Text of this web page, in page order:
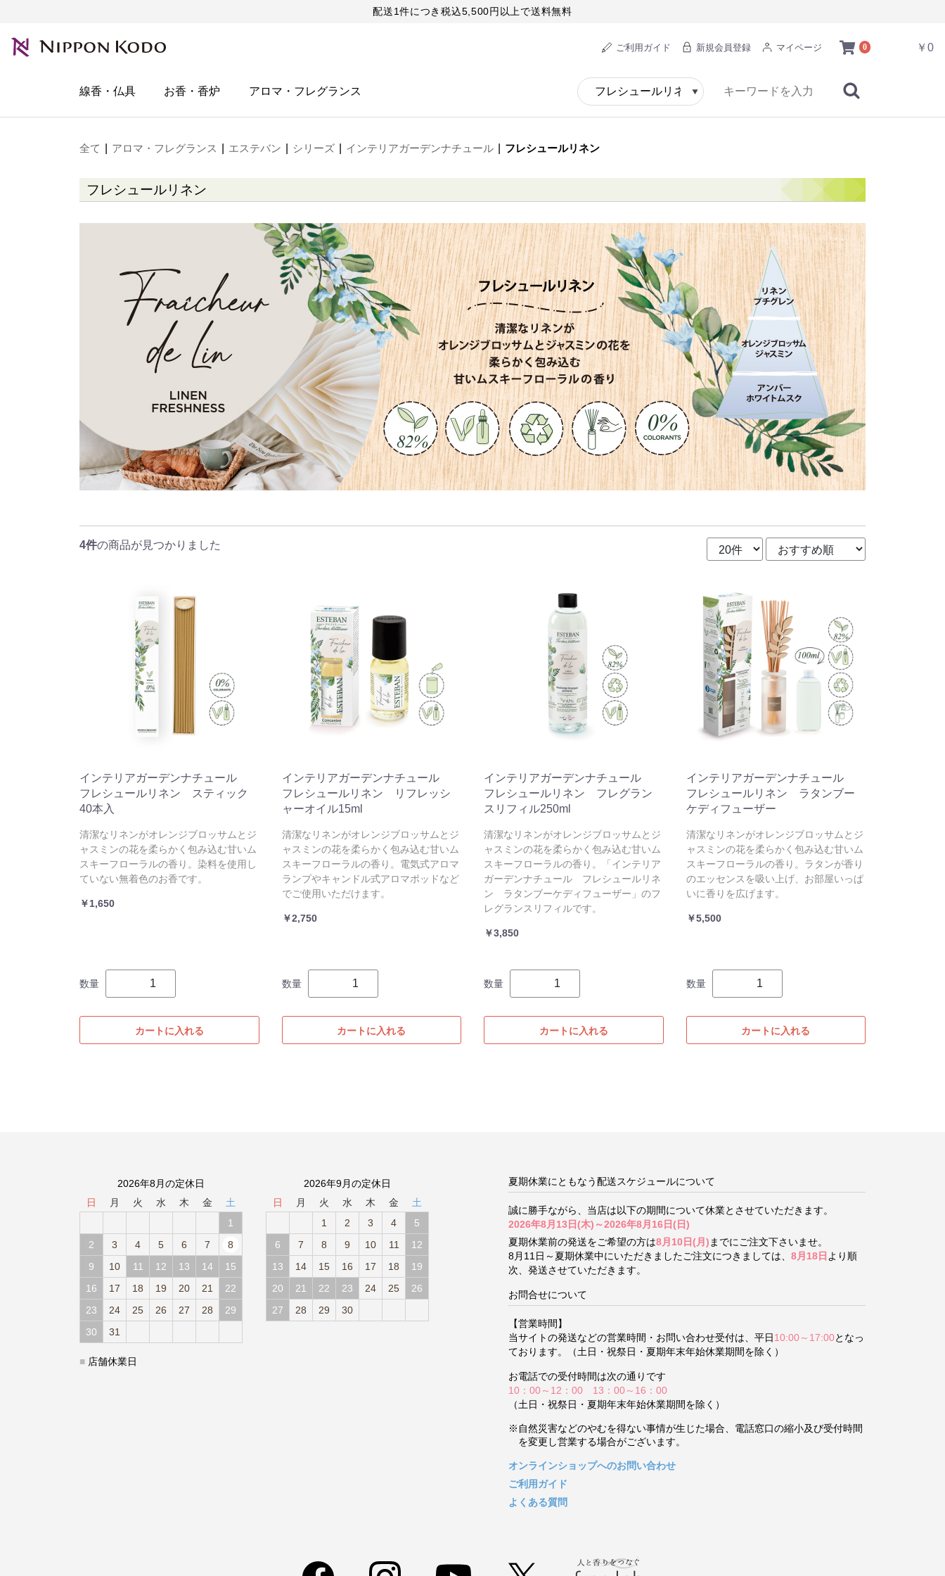
配送1件につき税込5,500円以上で送料無料
0 ￥0
ご利用ガイド 新規会員登録 マイページ
線香・仏具 お香・香炉 アロマ・フレグランス
全て アロマ・フレグランス エステバン シリーズ インテリアガーデンナチュール フレシュールリネン
フレシュールリネン
4件の商品が見つかりました
インテリアガーデンナチュール
フレシュールリネン スティック
40本入
清潔なリネンがオレンジブロッサムとジ
ャスミンの花を柔らかく包み込む甘いム
スキーフローラルの香り。染料を使用し
ていない無着色のお香です。
￥1,650
数量
カートに入れる
インテリアガーデンナチュール
フレシュールリネン リフレッシ
ャーオイル15ml
清潔なリネンがオレンジブロッサムとジ
ャスミンの花を柔らかく包み込む甘いム
スキーフローラルの香り。電気式アロマ
ランプやキャンドル式アロマポッドなど
でご使用いただけます。
￥2,750
数量
カートに入れる
インテリアガーデンナチュール
フレシュールリネン フレグラン
スリフィル250ml
清潔なリネンがオレンジブロッサムとジ
ャスミンの花を柔らかく包み込む甘いム
スキーフローラルの香り。「インテリア
ガーデンナチュール フレシュールリネ
ン ラタンブーケディフューザー」のフ
レグランスリフィルです。
￥3,850
数量
カートに入れる
インテリアガーデンナチュール
フレシュールリネン ラタンブー
ケディフューザー
清潔なリネンがオレンジブロッサムとジ
ャスミンの花を柔らかく包み込む甘いム
スキーフローラルの香り。ラタンが香り
のエッセンスを吸い上げ、お部屋いっぱ
いに香りを広げます。
￥5,500
数量
カートに入れる
2026年8月の定休日
日
月 火 水 木 金
土
1
2
3 4 5 6 7
8
9
10 11 12 13 14
15
16
17 18 19 20 21
22
23
24 25 26 27 28
29
30
31
2026年9月の定休日
日
月 火 水 木 金
土
1
2 3 4
5
6
7 8 9 10 11
12
13
14 15 16 17 18
19
20
21 22 23 24 25
26
27
28 29 30
■ 店舗休業日
夏期休業にともなう配送スケジュールについて
誠に勝手ながら、当店は以下の期間について休業とさせていただきます。
2026年8月13日(木)～2026年8月16日(日)
夏期休業前の発送をご希望の方は8月10日(月)までにご注文下さいませ。
8月11日～夏期休業中にいただきましたご注文につきましては、 8月18日 より順
次、発送させていただきます。
お問合せについて
【営業時間】
当サイトの発送などの営業時間・お問い合わせ受付は、平日10:00～17:00となっ
ております。（土日・祝祭日・夏期年末年始休業期間を除く）
お電話での受付時間は次の通りです
10：00～12：00 13：00～16：00
（土日・祝祭日・夏期年末年始休業期間を除く）
※自然災害などのやむを得ない事情が生じた場合、電話窓口の縮小及び受付時間
を変更し営業する場合がございます。
オンラインショップへのお問い合わせ
ご利用ガイド
よくある質問